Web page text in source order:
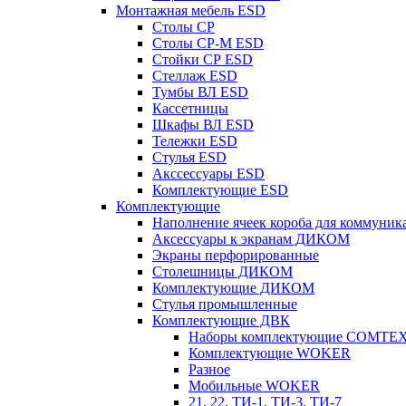
Монтажная мебель ESD
Столы СР
Столы СР-М ESD
Стойки СР ESD
Стеллаж ESD
Тумбы ВЛ ESD
Кассетницы
Шкафы ВЛ ESD
Тележки ESD
Стулья ESD
Акссессуары ESD
Комплектующие ESD
Комплектующие
Наполнение ячеек короба для
Аксессуары к экранам ДИКОМ
Экраны перфорированные
Cтолешницы ДИКОМ
Комплектующие ДИКОМ
Стулья промышленные
Комплектующие ДВК
Наборы комплектующие
Комплектующие WOKER
Разное
Мобильные WOKER
21, 22, ТИ-1, ТИ-3, ТИ-7